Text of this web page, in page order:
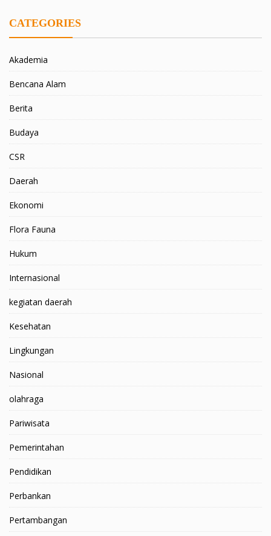
CATEGORIES
Akademia
Bencana Alam
Berita
Budaya
CSR
Daerah
Ekonomi
Flora Fauna
Hukum
Internasional
kegiatan daerah
Kesehatan
Lingkungan
Nasional
olahraga
Pariwisata
Pemerintahan
Pendidikan
Perbankan
Pertambangan